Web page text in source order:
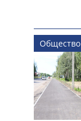
Общество